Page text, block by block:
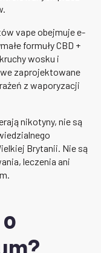
vape obejmuje e-
formuły CBD +
wosku i
zaprojektowane
z waporyzacji
nikotyny, nie są
Brytanii. Nie są
leczenia ani